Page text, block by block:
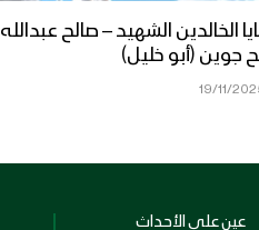
الخالدين الشهيد – صالح عبدالله
جوين (أبو خليل)
19/11/
عين على الأحداث